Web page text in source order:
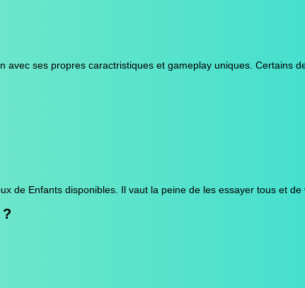
ses propres caractristiques et gameplay uniques. Certains
de Enfants disponibles. Il vaut la peine de les essayer tous et